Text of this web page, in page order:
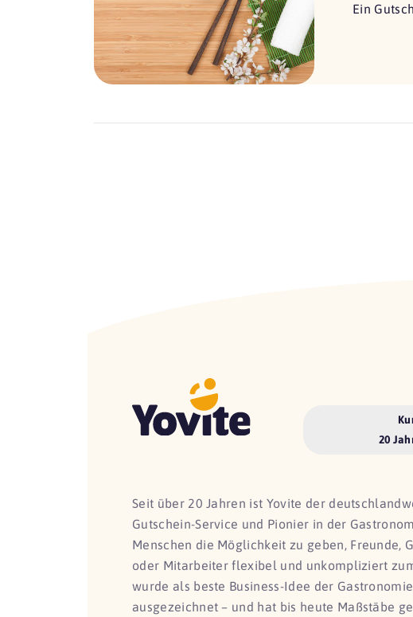
Ein
20
Seit über 20 Jahren ist Yovite der
Gutschein-Service und Pionier in der
Menschen die Möglichkeit zu geben, Freunde,
oder Mitarbeiter flexibel und unkompliziert
wurde als beste Business-Idee der
ausgezeichnet – und hat bis heute Maßstäbe